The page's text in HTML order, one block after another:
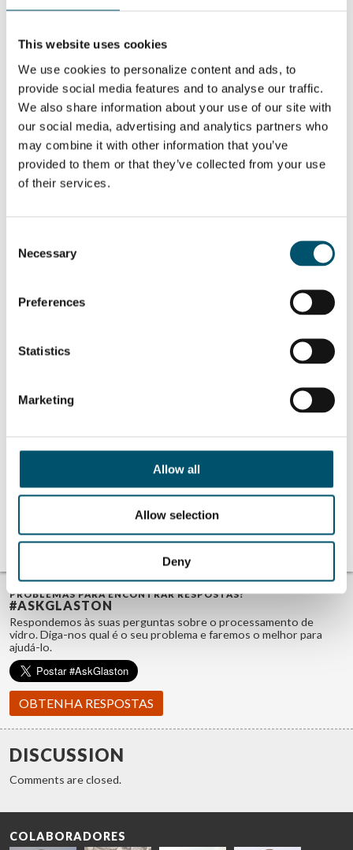
This website uses cookies
We use cookies to personalize content and ads, to
provide social media features and to analyse our traffic.
We also share information about your use of our site with
our social media, advertising and analytics partners who
may combine it with other information that you’ve
provided to them or that they’ve collected from your use
of their services.
Selection
Necessary
Preferences
Statistics
Marketing
Allow all
Allow selection
Deny
Step Change 2025
QUER SABER MAIS?
Inscreva-se no boletim informativo da Glastory
Email:
Miru Smart
Change 2025
AeroShield no
evento Step
Change 2025
Lithium Designers
Change 2025
Step Change 2025
PROBLEMAS PARA ENCONTRAR RESPOSTAS?
#ASKGLASTON
Respondemos às suas perguntas sobre o processamento de
vidro. Diga-nos qual é o seu problema e faremos o melhor para
ajudá-lo.
OBTENHA RESPOSTAS
DISCUSSION
Comments are closed.
COLABORADORES